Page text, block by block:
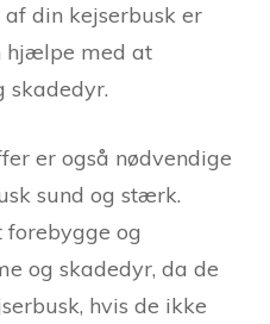
din kejserbusk er
hjælpe med at
skadedyr.
er også nødvendige
sund og stærk.
og
og skadedyr, da de
hvis de ikke